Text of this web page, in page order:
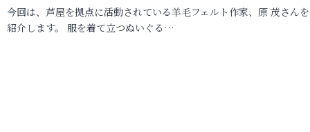
今回は、芦屋を拠点に活動されている羊毛フェルト作家、原 茂さん
紹介します。 服を着て立つぬいぐる…